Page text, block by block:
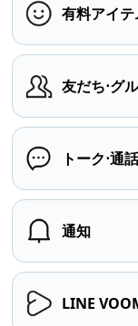
有料アイテ
友だち⋅グ
トーク⋅通話
通知
LINE